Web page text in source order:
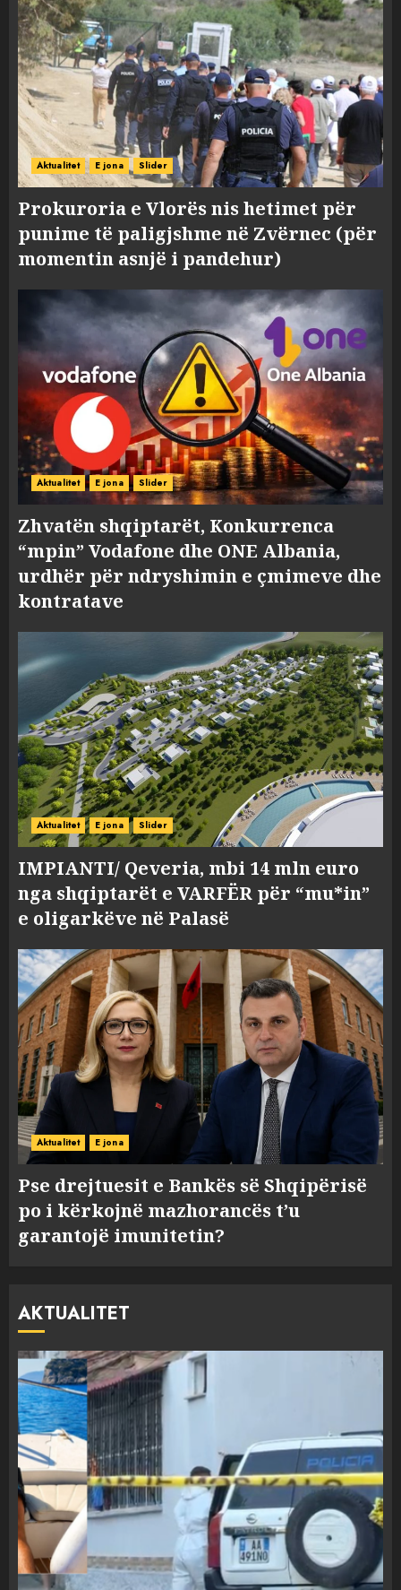
Aktualitet E jona Slider
Prokuroria e Vlorës nis hetimet për
punime të paligjshme në Zvërnec (për
momentin asnjë i pandehur)
Aktualitet E jona Slider
Zhvatën shqiptarët, Konkurrenca
“mpin” Vodafone dhe ONE Albania,
urdhër për ndryshimin e çmimeve dhe
kontratave
Aktualitet E jona Slider
IMPIANTI/ Qeveria, mbi 14 mln euro
nga shqiptarët e VARFËR për “mu*in”
e oligarkëve në Palasë
Aktualitet E jona
Pse drejtuesit e Bankës së Shqipërisë
po i kërkojnë mazhorancës t’u
garantojë imunitetin?
AKTUALITET